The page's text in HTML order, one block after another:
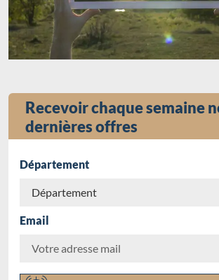
Recevoir chaque semaine
dernières offres
Département
Email